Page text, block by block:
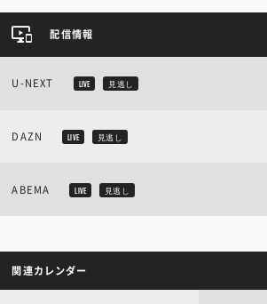
配信情報
U-NEXT LIVE 見逃し
DAZN LIVE 見逃し
ABEMA LIVE 見逃し
関連カレンダー